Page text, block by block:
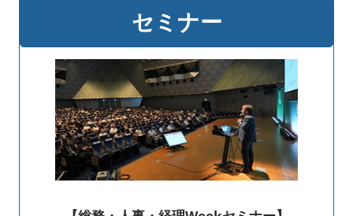
セミナー